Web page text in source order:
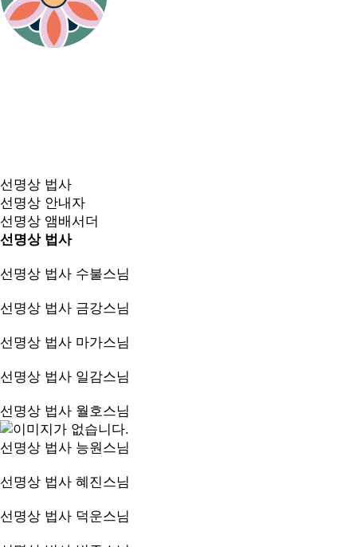
선명상 법사
선명상 안내자
선명상 앰배서더
선명상 법사
선명상 법사 수불스님
선명상 법사 금강스님
선명상 법사 마가스님
선명상 법사 일감스님
선명상 법사 월호스님
선명상 법사 능원스님
선명상 법사 혜진스님
선명상 법사 덕운스님